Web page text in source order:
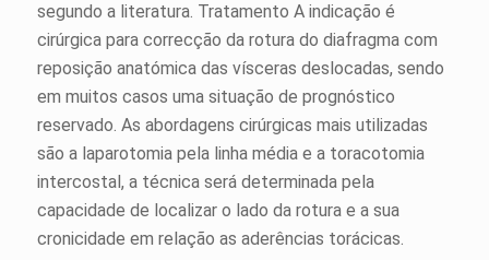
segundo a literatura. Tratamento A indicação é
cirúrgica para correcção da rotura do diafragma com
reposição anatómica das vísceras deslocadas, sendo
em muitos casos uma situação de prognóstico
reservado. As abordagens cirúrgicas mais utilizadas
são a laparotomia pela linha média e a toracotomia
intercostal, a técnica será determinada pela
capacidade de localizar o lado da rotura e a sua
cronicidade em relação as aderências torácicas.